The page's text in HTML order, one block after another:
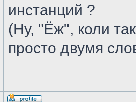
инстанций ?
(Ну, "Ёж", коли
просто двумя